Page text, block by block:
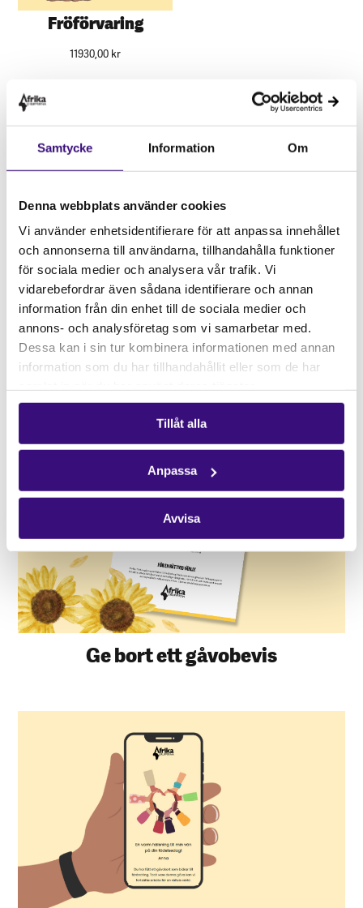
Samtycke Information Om
Denna webbplats använder cookies
Vi använder enhetsidentifierare för att anpassa innehållet
och annonserna till användarna, tillhandahålla funktioner
för sociala medier och analysera vår trafik. Vi
vidarebefordrar även sådana identifierare och annan
information från din enhet till de sociala medier och
annons- och analysföretag som vi samarbetar med.
Dessa kan i sin tur kombinera informationen med annan
information som du har tillhandahållit eller som de har
Tillåt alla
Anpassa
Avvisa
Fröförvaring
11930,00 kr
Just n
u är det sommarstängt för våra fysiska
produkter. De kan beställas igen från den 10
augusti.
Ge bort ett gåvobevis